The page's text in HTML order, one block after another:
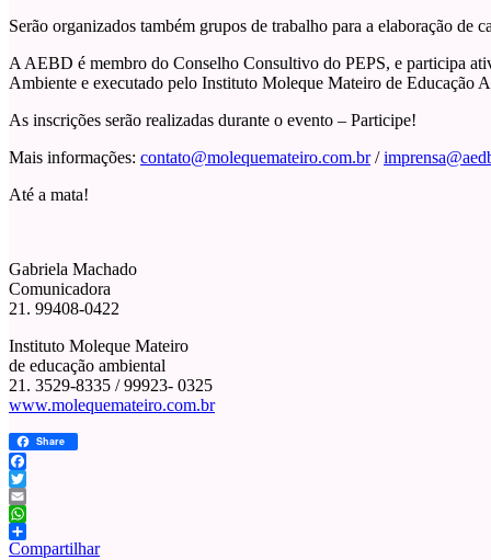
Serão organizados também grupos de trabalho para a elaboração de
A AEBD é membro do Conselho Consultivo do PEPS, e participa
Ambiente e executado pelo Instituto Moleque Mateiro de Educação
As inscrições serão realizadas durante o evento – Participe!
Mais informações: contato@molequemateiro.com.br/
Até a mata!
Gabriela Machado
Comunicadora
21. 99408-0422
Instituto Moleque Mateiro
de educação ambiental
21. 3529-8335 / 99923- 0325
www.molequemateiro.com.br
Share
Facebook
Twitter
Email
WhatsApp
Compartilhar